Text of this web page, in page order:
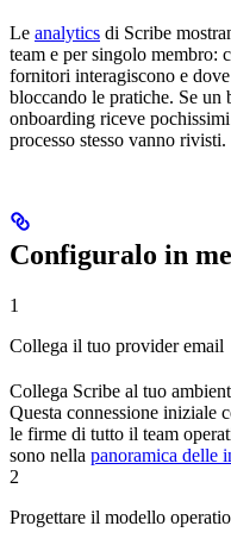
Le analytics di Scribe
team e per singolo membro:
fornitori interagiscono e
bloccando le pratiche. Se un
onboarding riceve
processo stesso vanno rivisti.
Configuralo in
1
Collega il tuo provider email
Collega Scribe al tuo
Questa connessione iniziale
le firme di tutto il team
sono nella panoramica delle
2
Progettare il modello